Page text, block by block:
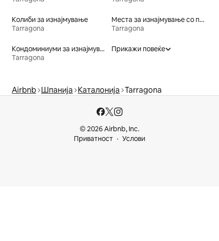
Колиби за изнајмување
Tarragona
Места за изнајмување со појадок
Tarragona
Кондоминиуми за изнајмување
Tarragona
Прикажи повеќе
Airbnb Шпанија Каталонија Tarragona
© 2026 Airbnb, Inc.
Приватност
Услови